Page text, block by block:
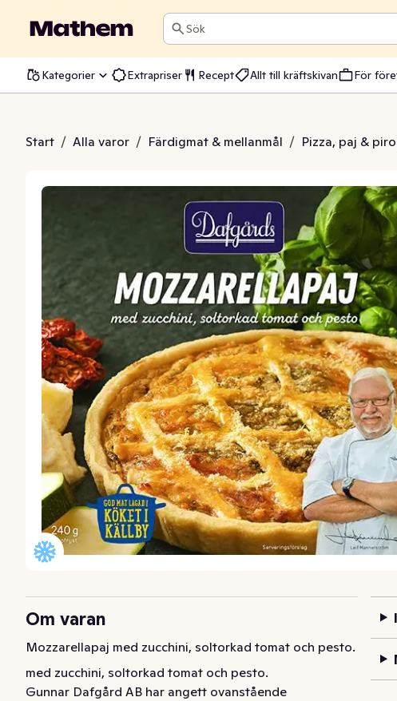
Sök
Kategorier Extrapriser Recept Allt till kräftskivan För
Start / Alla varor / Färdigmat & mellanmål / Pizza, paj &
Fryst
Om varan
Mozzarellapaj med zucchini, soltorkad tomat och pesto.
med zucchini, soltorkad tomat och pesto.
Gunnar Dafgård AB har angett ovanstående